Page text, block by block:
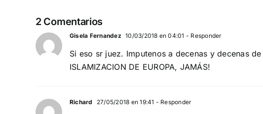
2 Comentarios
Gisela Fernandez 10/03/2018 en 04:01 - Responder
Si eso sr juez. Imputenos a decenas y decenas
ISLAMIZACION DE EUROPA, JAMÁS!
Richard 27/05/2018 en 19:41 - Responder